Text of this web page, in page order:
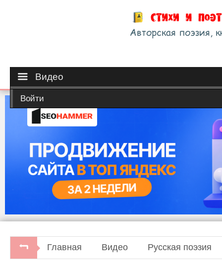
Видео
Войти
Главная Видео Русская поэзия